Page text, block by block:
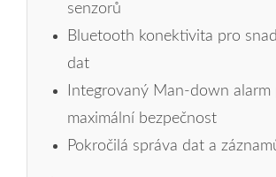
senzorů
Bluetooth konektivita pro
dat
Integrovaný Man-down alarm
maximální bezpečnost
Pokročilá správa dat a